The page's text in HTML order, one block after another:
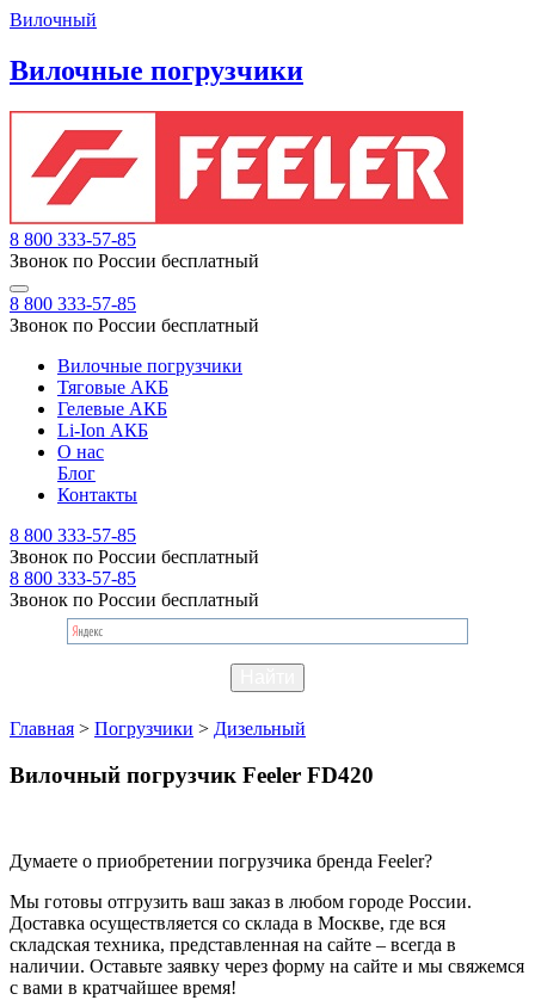
Вилочный
Вилочные погрузчики
8 800 333-57-85
Звонок по России бесплатный
8 800 333-57-85
Звонок по России бесплатный
Вилочные погрузчики
Тяговые АКБ
Гелевые АКБ
Li-Ion АКБ
О нас
Блог
Контакты
8 800 333-57-85
Звонок по России бесплатный
8 800 333-57-85
Звонок по России бесплатный
Главная > Погрузчики > Дизельный
Вилочный погрузчик Feeler FD420
Думаете о приобретении погрузчика бренда Feeler?
Мы готовы отгрузить ваш заказ в любом городе России.
Доставка осуществляется со склада в Москве, где вся
складская техника, представленная на сайте – всегда в
наличии. Оставьте заявку через форму на сайте и мы свяжемся
с вами в кратчайшее время!